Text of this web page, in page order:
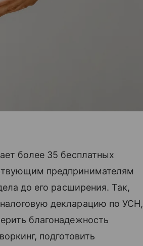
более 35 бесплатных
предпринимателям
до его расширения. Так,
декларацию по УСН,
благонадежность
подготовить